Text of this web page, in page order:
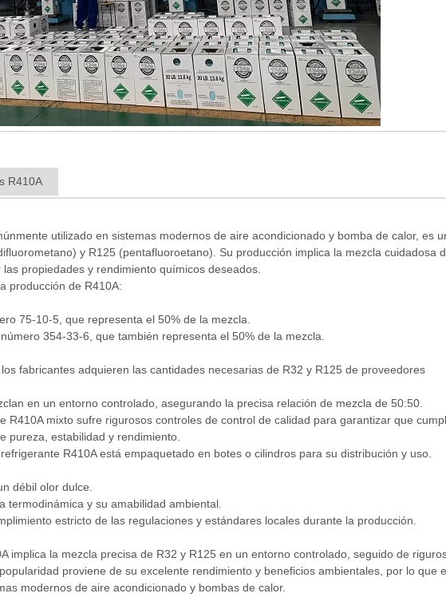
R410A
utilizado en sistemas modernos de aire acondicionado y bomba de calor, es
y R125 (pentafluoroetano). Su producción implica la mezcla cuidadosa
propiedades y rendimiento químicos deseados.
producción de R410A:
75-10-5, que representa el 50% de la mezcla.
354-33-6, que también representa el 50% de la mezcla.
fabricantes adquieren las cantidades necesarias de R32 y R125 de proveedores
en un entorno controlado, asegurando la precisa relación de mezcla de 50:50.
R410A mixto sufre rigurosos controles de control de calidad para garantizar que
pureza, estabilidad y rendimiento.
R410A está empaquetado en botes o cilindros para su distribución y uso.
débil olor dulce.
termodinámica y su amabilidad ambiental.
estricto de las regulaciones y estándares locales durante la producción.
implica la mezcla precisa de R32 y R125 en un entorno controlado, seguido de
proviene de su excelente rendimiento y beneficios ambientales, por lo que
modernos de aire acondicionado y bombas de calor.